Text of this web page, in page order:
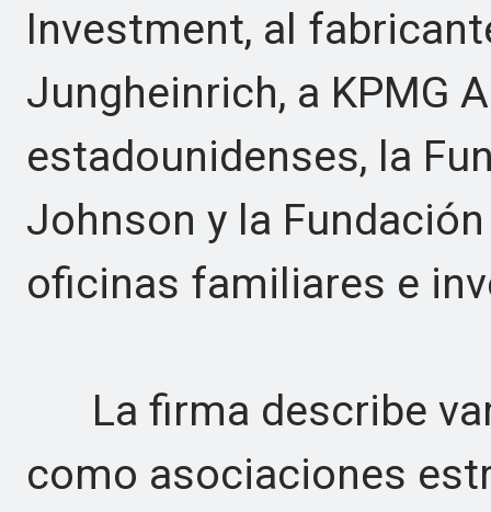
Investment, al
Jungheinrich, a KPMG
estadounidenses, la
Johnson y la
oficinas familiares e
La firma describe
como asociaciones